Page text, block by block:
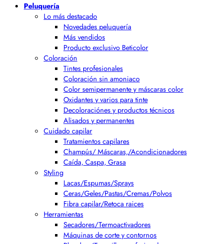
Peluquería
Lo más destacado
Novedades peluquería
Más vendidos
Producto exclusivo Beticolor
Coloración
Tintes profesionales
Coloración sin amoniaco
Color semipermanente y máscaras color
Oxidantes y varios para tinte
Decoloraciónes y productos técnicos
Alisados y permanentes
Cuidado capilar
Tratamientos capilares
Champús/ Máscaras,/Acondicionadores
Caída, Caspa, Grasa
Styling
Lacas/Espumas/Sprays
Ceras/Geles/Pastas/Cremas/Polvos
Fibra capilar/Retoca raices
Herramientas
Secadores/Termoactivadores
Máquinas de corte y contornos